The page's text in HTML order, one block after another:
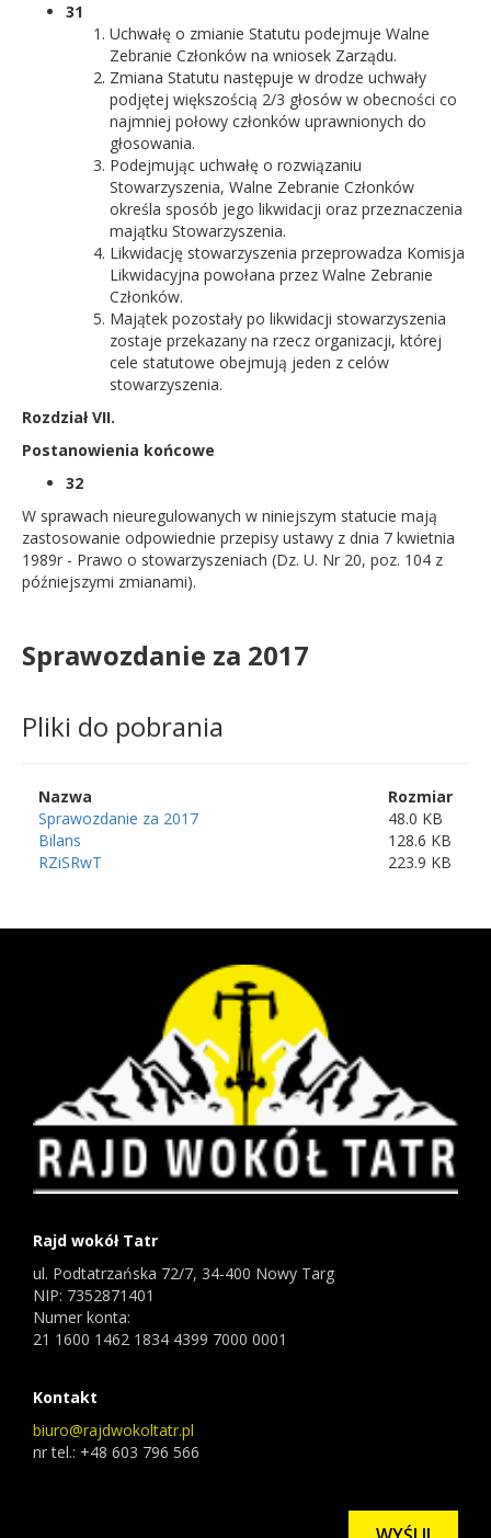
31
Uchwałę o zmianie Statutu podejmuje Walne
Zebranie Członków na wniosek Zarządu.
Zmiana Statutu następuje w drodze uchwały
podjętej większością 2/3 głosów w obecności co
najmniej połowy członków uprawnionych do
głosowania.
Podejmując uchwałę o rozwiązaniu
Stowarzyszenia, Walne Zebranie Członków
określa sposób jego likwidacji oraz przeznaczenia
majątku Stowarzyszenia.
Likwidację stowarzyszenia przeprowadza Komisja
Likwidacyjna powołana przez Walne Zebranie
Członków.
Majątek pozostały po likwidacji stowarzyszenia
zostaje przekazany na rzecz organizacji, której
cele statutowe obejmują jeden z celów
stowarzyszenia.
Rozdział VII.
Postanowienia końcowe
32
W sprawach nieuregulowanych w niniejszym statucie mają
zastosowanie odpowiednie przepisy ustawy z dnia 7 kwietnia
1989r - Prawo o stowarzyszeniach (Dz. U. Nr 20, poz. 104 z
późniejszymi zmianami).
Sprawozdanie za 2017
Pliki do pobrania
Nazwa
Rozmiar
Sprawozdanie za 2017
48.0 KB
Bilans
128.6 KB
RZiSRwT
223.9 KB
Rajd wokół Tatr
ul. Podtatrzańska 72/7, 34-400 Nowy Targ
NIP: 7352871401
Numer konta:
21 1600 1462 1834 4399 7000 0001
Kontakt
biuro@rajdwokoltatr.pl
nr tel.: +48 603 796 566